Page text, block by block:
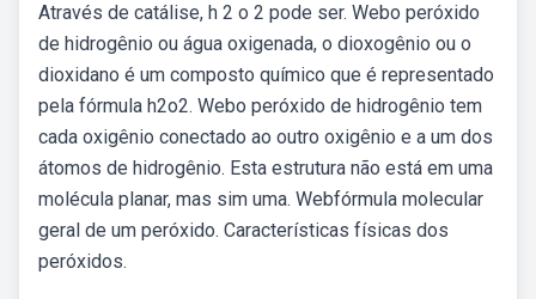
Através de catálise, h 2 o 2 pode ser. Webo peróxido
de hidrogênio ou água oxigenada, o dioxogênio ou o
dioxidano é um composto químico que é representado
pela fórmula h2o2. Webo peróxido de hidrogênio tem
cada oxigênio conectado ao outro oxigênio e a um dos
átomos de hidrogênio. Esta estrutura não está em uma
molécula planar, mas sim uma. Webfórmula molecular
geral de um peróxido. Características físicas dos
peróxidos.